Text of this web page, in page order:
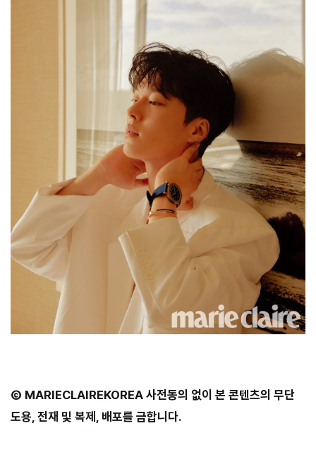
Ⓒ MARIECLAIREKOREA 사전동의 없이 본 콘텐츠의 무단
도용, 전재 및 복제, 배포를 금합니다.